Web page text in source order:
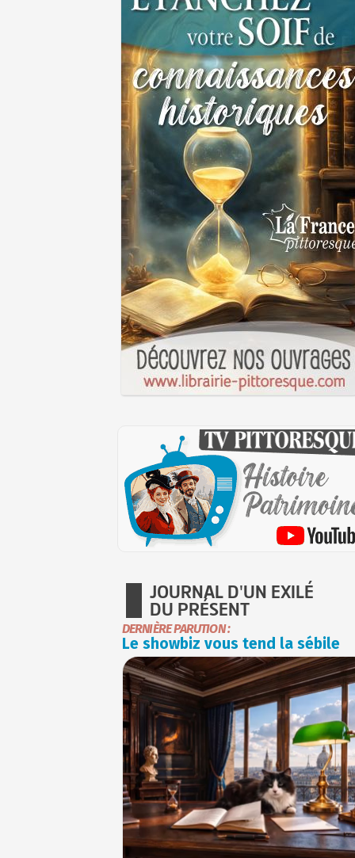
JOURNAL D'UN EXILÉ
DU PRÉSENT
DERNIÈRE PARUTION :
Le showbiz vous tend la sébile